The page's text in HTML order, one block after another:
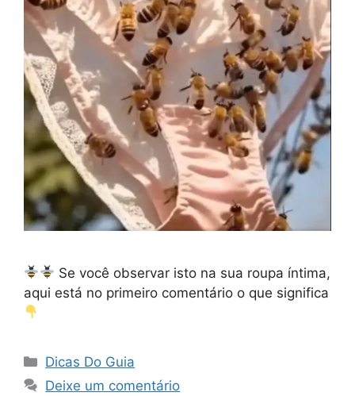
Se você observar isto na sua roupa íntima,
aqui está no primeiro comentário o que significa
Categorias
Dicas Do Guia
Deixe um comentário